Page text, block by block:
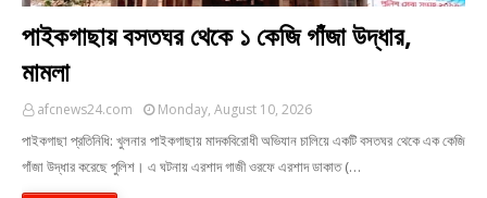
পাইকগাছায় বসতঘর থেকে ১ কেজি গাঁজা উদ্ধার,
মামলা
afcnews24.com Monday, August 10, 2026
পাইকগাছা প্রতিনিধি: খুলনার পাইকগাছায় মাদকবিরোধী অভিযান চালিয়ে একটি বসতঘর থেকে এক কেজি
গাঁজা উদ্ধার করেছে পুলিশ। এ ঘটনায় এরশাদ গাজী ওরফে এরশাদ ডাকাত (…